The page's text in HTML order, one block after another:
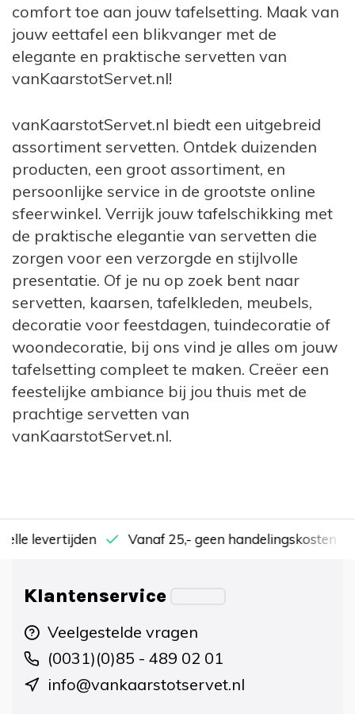
comfort toe aan jouw tafelsetting. Maak van
jouw eettafel een blikvanger met de
elegante en praktische servetten van
vanKaarstotServet.nl!
vanKaarstotServet.nl biedt een uitgebreid
assortiment servetten. Ontdek duizenden
producten, een groot assortiment, en
persoonlijke service in de grootste online
sfeerwinkel. Verrijk jouw tafelschikking met
de praktische elegantie van servetten die
zorgen voor een verzorgde en stijlvolle
presentatie. Of je nu op zoek bent naar
servetten, kaarsen, tafelkleden, meubels,
decoratie voor feestdagen, tuindecoratie of
woondecoratie, bij ons vind je alles om jouw
tafelsetting compleet te maken. Creëer een
feestelijke ambiance bij jou thuis met de
prachtige servetten van
vanKaarstotServet.nl.
levertijden Vanaf 25,- geen handelingskosten
Klantenservice
Veelgestelde vragen
(0031)(0)85 - 489 02 01
info@vankaarstotservet.nl